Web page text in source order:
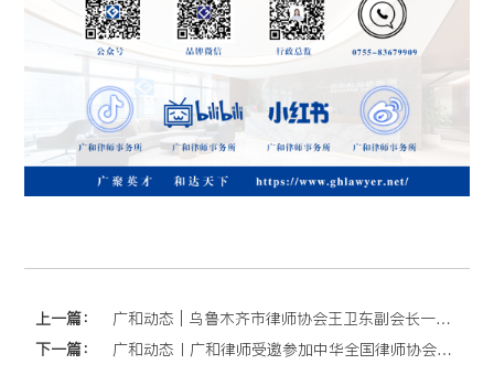
上一篇：
广和动态 | 乌鲁木齐市律师协会王卫东副会长一行到访广和
下一篇：
广和动态丨广和律师受邀参加中华全国律师协会知识产权专业委员会2023年联合业务交流会并作主题演讲